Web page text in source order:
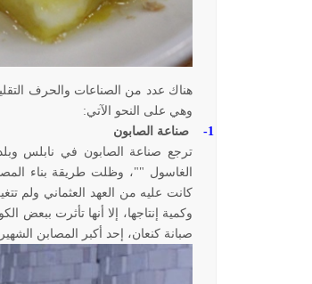
هناك عدد من الصناعات والحرف
وهي على النحو الآتي:
1-
صناعة الصابون
ترجع صناعة الصابون في نابلس
الغاسول ""، وظلت طريقة بناء
كانت عليه من العهد العثماني ولم
صبانة كنعان، إحد أكبر المصابن الشهيرة، ولم